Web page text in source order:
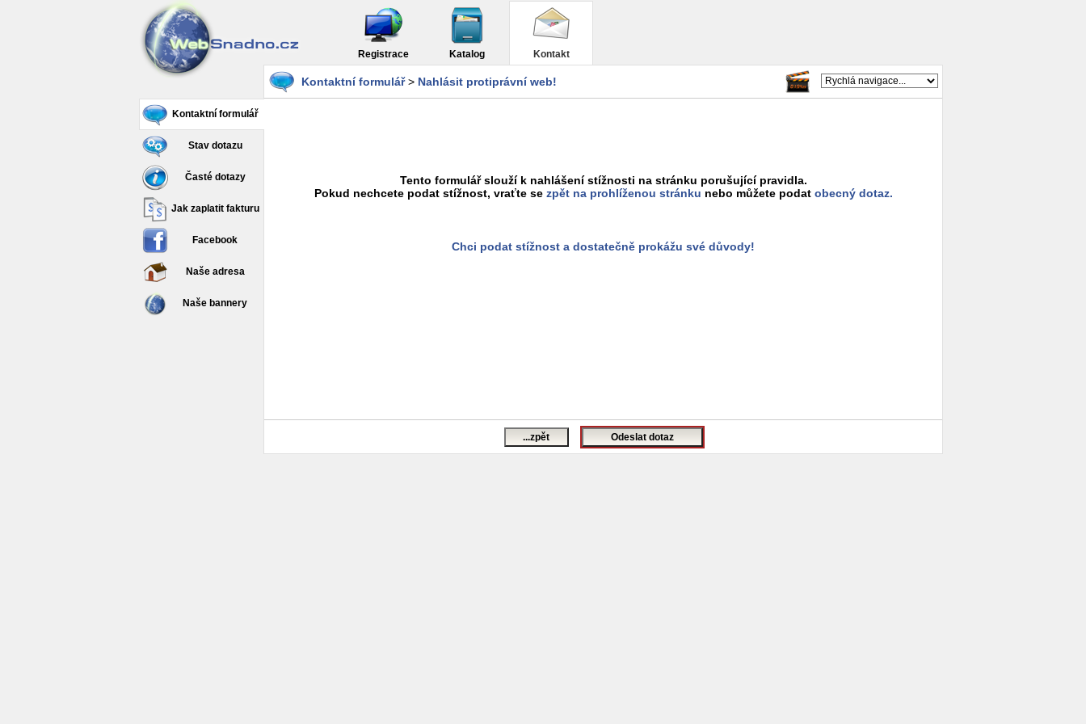
Registrace Katalog Kontakt
Kontaktní formulář
Stav dotazu
Časté dotazy
Jak zaplatit fakturu
Facebook
Naše adresa
Naše bannery
Kontaktní formulář> Nahlásit protiprávní web!
Tento formulář slouží k nahlášení stížnosti na stránku porušující pravidla.
Pokud nechcete podat stížnost, vraťte se zpět na prohlíženou stránku nebo můžete podat obecný dotaz.
Chci podat stížnost a dostatečně prokážu své důvody!